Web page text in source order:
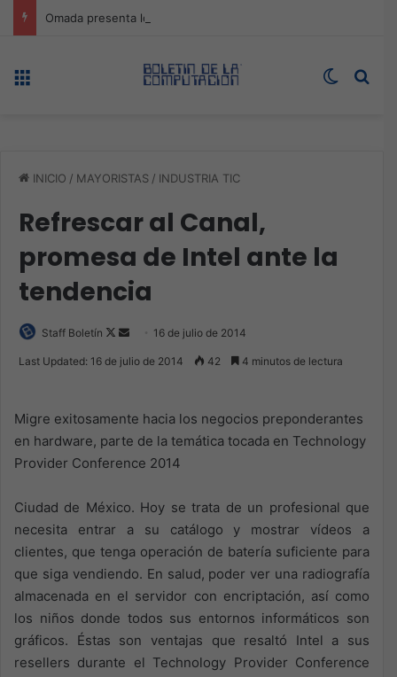
Switch
INICIO / MAYORISTAS / INDUSTRIA TIC
Refrescar al Canal,
promesa de Intel ante la
tendencia
Staff Boletín
Follow
Send 16 de julio de 2014
Last Updated: 16 de julio de 2014 42 4 minutos de lectura
Migre exitosamente hacia los negocios preponderantes
en hardware, parte de la temática tocada en Technology
Provider Conference 2014
Ciudad de México. Hoy se trata de un profesional que
necesita entrar a su catálogo y mostrar vídeos a
clientes, que tenga operación de batería suficiente para
que siga vendiendo. En salud, poder ver una radiografía
almacenada en el servidor con encriptación, así como
los niños donde todos sus entornos informáticos son
gráficos. Éstas son ventajas que resaltó Intel a sus
resellers durante el Technology Provider Conference